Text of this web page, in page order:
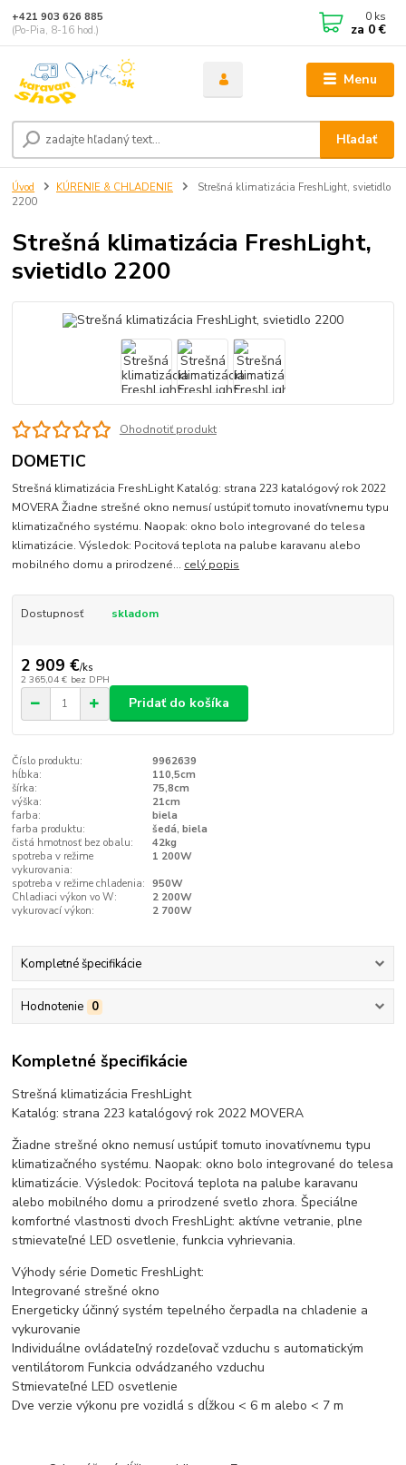
Menu
Hľadať
+421 903 626 885
(Po-Pia, 8-16 hod.)
0 ks
za 0 €
Úvod KÚRENIE & CHLADENIE
Strešná klimatizácia FreshLight, svietidlo
2200
Strešná klimatizácia FreshLight,
svietidlo 2200
Ohodnotiť produkt
DOMETIC
Strešná klimatizácia FreshLight Katalóg: strana 223 katalógový rok 2022
MOVERA Žiadne strešné okno nemusí ustúpiť tomuto inovatívnemu typu
klimatizačného systému. Naopak: okno bolo integrované do telesa
klimatizácie. Výsledok: Pocitová teplota na palube karavanu alebo
mobilného domu a prirodzené... celý popis
Dostupnosť skladom
2 909 €/ks
2 365,04 € bez DPH
Pridať do košíka
Číslo produktu:
9962639
hĺbka:
110,5cm
šírka:
75,8cm
výška:
21cm
farba:
biela
farba produktu:
šedá, biela
čistá hmotnosť bez obalu:
42kg
spotreba v režime
vykurovania:
1 200W
spotreba v režime chladenia: 950W
Chladiaci výkon vo W:
2 200W
vykurovací výkon:
2 700W
Kompletné špecifikácie
Hodnotenie 0
Kompletné špecifikácie
Strešná klimatizácia FreshLight
Katalóg: strana 223 katalógový rok 2022 MOVERA
Žiadne strešné okno nemusí ustúpiť tomuto inovatívnemu typu
klimatizačného systému. Naopak: okno bolo integrované do telesa
klimatizácie. Výsledok: Pocitová teplota na palube karavanu
alebo mobilného domu a prirodzené svetlo zhora. Špeciálne
komfortné vlastnosti dvoch FreshLight: aktívne vetranie, plne
stmievateľné LED osvetlenie, funkcia vyhrievania.
Výhody série Dometic FreshLight:
Integrované strešné okno
Energeticky účinný systém tepelného čerpadla na chladenie a
vykurovanie
Individuálne ovládateľný rozdeľovač vzduchu s automatickým
ventilátorom Funkcia odvádzaného vzduchu
Stmievateľné LED osvetlenie
Dve verzie výkonu pre vozidlá s dĺžkou < 6 m alebo < 7 m